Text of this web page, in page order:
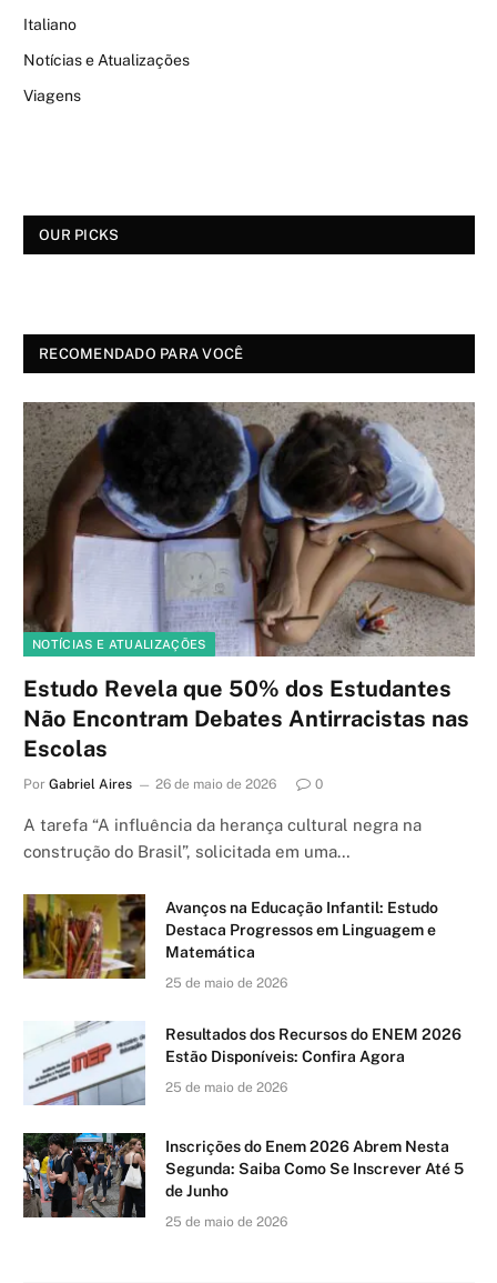
Italiano
Notícias e Atualizações
Viagens
OUR PICKS
RECOMENDADO PARA VOCÊ
NOTÍCIAS E ATUALIZAÇÕES
Estudo Revela que 50% dos Estudantes
Não Encontram Debates Antirracistas nas
Escolas
Por Gabriel Aires 26 de maio de 2026 0
A tarefa “A influência da herança cultural negra na
construção do Brasil”, solicitada em uma…
Avanços na Educação Infantil: Estudo
Destaca Progressos em Linguagem e
Matemática
25 de maio de 2026
Resultados dos Recursos do ENEM 2026
Estão Disponíveis: Confira Agora
25 de maio de 2026
Inscrições do Enem 2026 Abrem Nesta
Segunda: Saiba Como Se Inscrever Até 5
de Junho
25 de maio de 2026